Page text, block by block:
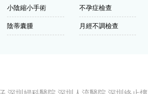
小陰縮小手術
陰蒂囊腫
不孕症檢查
月經不調檢查